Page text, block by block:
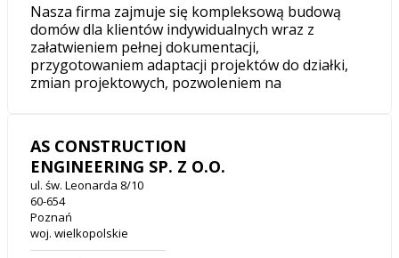
Nasza firma zajmuje się kompleksową budową
domów dla klientów indywidualnych wraz z
załatwieniem pełnej dokumentacji,
przygotowaniem adaptacji projektów do działki,
zmian projektowych, pozwoleniem na
AS CONSTRUCTION
ENGINEERING SP. Z O.O.
ul. św. Leonarda 8/10
60-654
Poznań
woj. wielkopolskie